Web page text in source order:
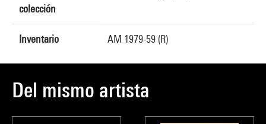
colección
Inventario AM 1979-59 (R)
Del mismo artista